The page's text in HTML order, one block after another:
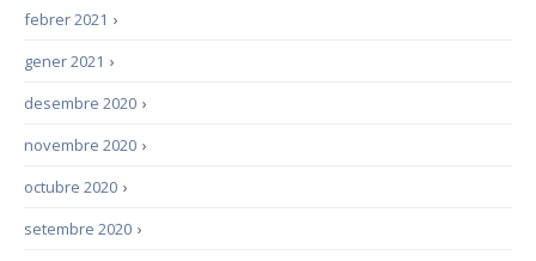
›
febrer 2021
›
gener 2021
›
desembre 2020
›
novembre 2020
›
octubre 2020
›
setembre 2020